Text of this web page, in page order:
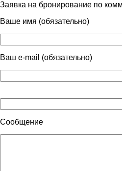
Заявка на бронирование по
Ваше имя (обязательно)
Ваш e-mail (обязательно)
Сообщение